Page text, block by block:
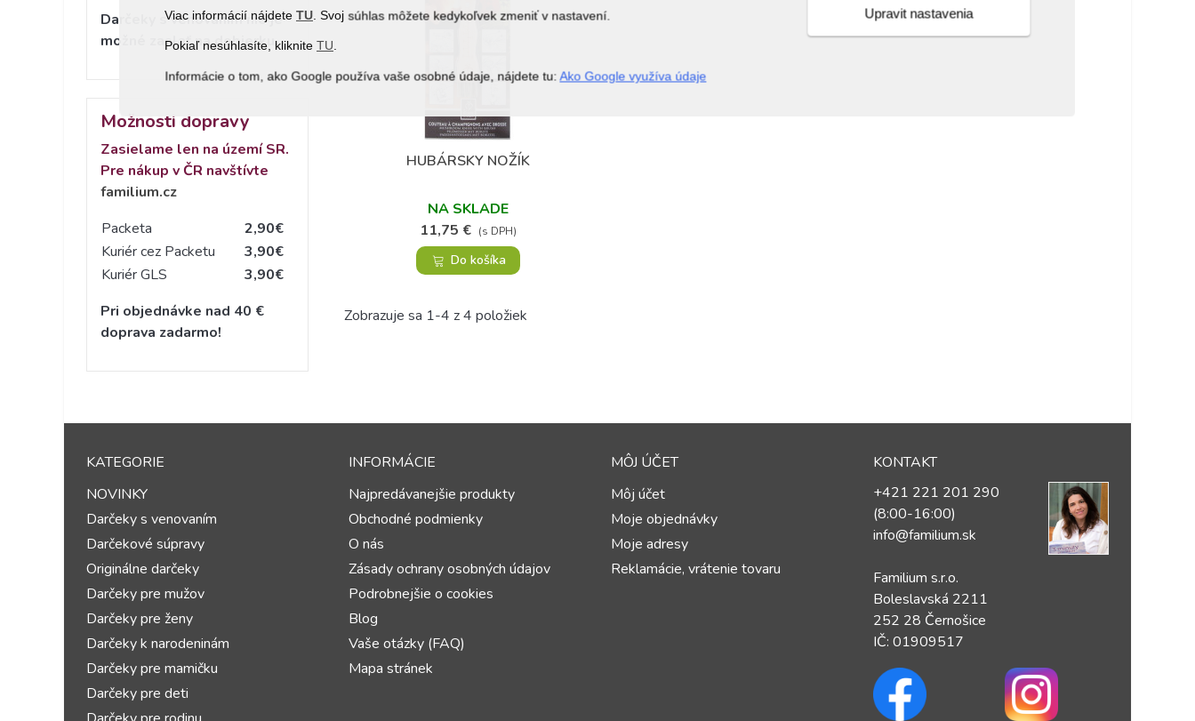
Viac informácií nájdete TU . Svoj súhlas môžete kedykoľvek zmeniť v nastavení.
Pokiaľ nesúhlasíte, klikniteTU
Informácie o tom, ako Google používa vaše osobné údaje, nájdete tu: Ako Google využíva údaje
Upravit nastavenia
Darčeky s venovaním nie je
možné zaslať na dobierku.
Možnosti dopravy
Zasielame len na území SR.
Pre nákup v ČR navštívte
familium.cz
Packeta
2,90€
Kuriér cez Packetu
3,90€
Kuriér GLS
3,90€
Pri objednávke nad 40 €
doprava zadarmo!
Obľúbené
HUBÁRSKY NOŽÍK
NA SKLADE
11,75 € (s DPH)
Do košíka
Zobrazuje sa 1-4 z 4 položiek
KATEGORIE
NOVINKY
Darčeky s venovaním
Darčekové súpravy
Originálne darčeky
Darčeky pre mužov
Darčeky pre ženy
Darčeky k narodeninám
Darčeky pre mamičku
Darčeky pre deti
INFORMÁCIE
Najpredávanejšie produkty
Obchodné podmienky
O nás
Zásady ochrany osobných údajov
Podrobnejšie o cookies
Blog
Vaše otázky (FAQ)
Mapa stránek
MÔJ ÚČET
Môj účet
Moje objednávky
Moje adresy
Reklamácie, vrátenie tovaru
KONTAKT
+421 221 201 290
(8:00-16:00)
info@familium.sk
Familium s.r.o.
Boleslavská 2211
252 28 Černošice
IČ: 01909517